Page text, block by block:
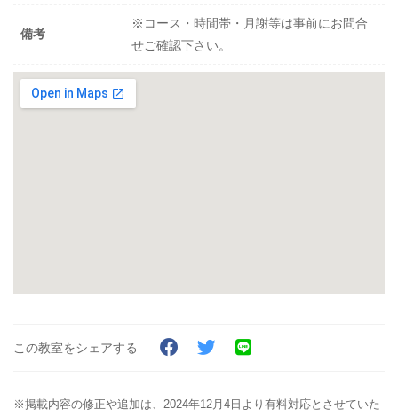
備考
※コース・時間帯・月謝等は事前にお問合
せご確認下さい。
この教室をシェアする
※掲載内容の修正や追加は、2024年12月4日より有料対応とさせていた